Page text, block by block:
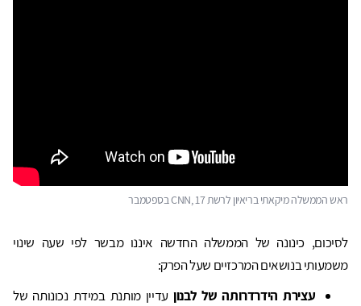
ראש הממשלה מיקאתי בריאיון לרשת CNN, 17 בספטמבר
לסיכום, כינונה של הממשלה החדשה איננו מבשר לפי שעה שינוי
משמעותי בנושאים המרכזיים שעל הפרק:
עצירת הידרדרותה של לבנוןעדיין מותנת במידת נכונותה של